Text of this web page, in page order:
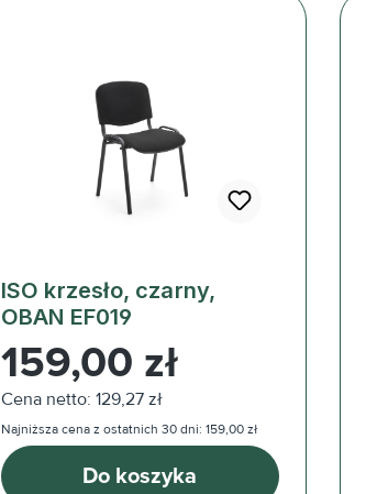
ISO krzesło, czarny,
OBAN EF019
Cena regularna:
159,00 zł
Cena netto: 129,27 zł
Najniższa cena z ostatnich 30 dni: 159,00 zł
Do koszyka